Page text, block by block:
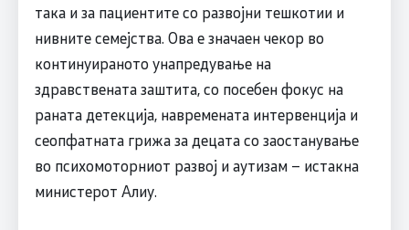
така и за пациентите со развојни тешкотии и
нивните семејства. Ова е значаен чекор во
континуираното унапредување на
здравствената заштита, со посебен фокус на
раната детекција, навремената интервенција и
сеопфатната грижа за децата со заостанување
во психомоторниот развој и аутизам – истакна
министерот Алиу.